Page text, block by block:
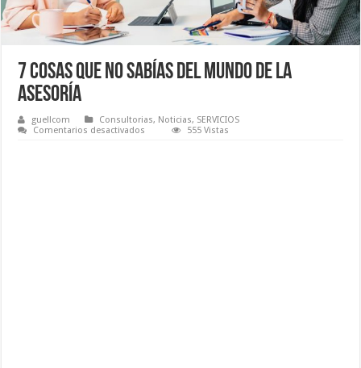
7 cosas que no sabías del mundo de la
asesoría
guellcom Consultorias, Noticias, SERVICIOS
Comentarios desactivados
555 Vistas